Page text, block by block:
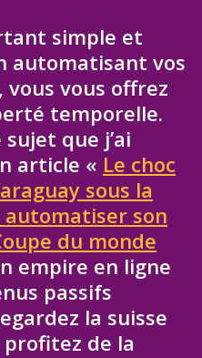
simple et
automatisant vos
vous vous offrez
temporelle.
que j’ai
article « Le choc
sous la
automatiser son
du monde
empire en ligne
passifs
la suisse
de la